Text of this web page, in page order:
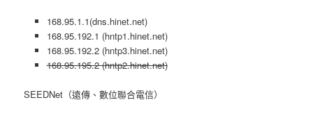
168.95.1.1(dns.hinet.net)
168.95.192.1 (hntp1.hinet.net)
168.95.192.2 (hntp3.hinet.net)
168.95.195.2 (hntp2.hinet.net)
SEEDNet（遠傳、數位聯合電信）